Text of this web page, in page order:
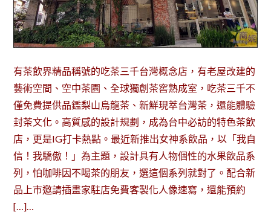
有茶飲界精品稱號的吃茶三千台灣概念店，有老屋改建的
藝術空間、空中茶園、全球獨創茶窖熟成室，吃茶三千不
僅免費提供品鑑梨山烏龍茶、新鮮現萃台灣茶，還能體驗
封茶文化。高質感的設計規劃，成為台中必訪的特色茶飲
店，更是IG打卡熱點。最近新推出女神系飲品，以「我自
信！我驕傲！」為主題，設計具有人物個性的水果飲品系
列，怕咖啡因不喝茶的朋友，選這個系列就對了。配合新
品上市邀請插畫家駐店免費客製化人像速寫，還能預約
[…]…